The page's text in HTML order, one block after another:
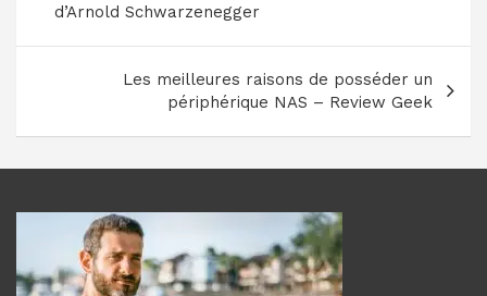
l’article
d’Arnold Schwarzenegger
Les meilleures raisons de posséder un
périphérique NAS – Review Geek